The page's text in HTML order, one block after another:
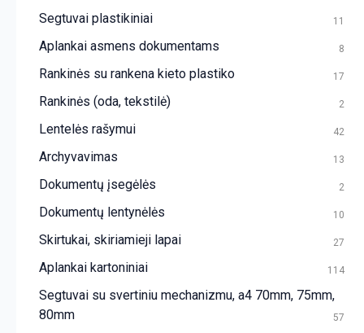
Segtuvai plastikiniai 11
Aplankai asmens dokumentams 8
Rankinės su rankena kieto plastiko 17
Rankinės (oda, tekstilė) 2
Lentelės rašymui 42
Archyvavimas 13
Dokumentų įsegėlės 2
Dokumentų lentynėlės 10
Skirtukai, skiriamieji lapai 27
Aplankai kartoniniai 114
Segtuvai su svertiniu mechanizmu, a4 70mm, 75mm,
80mm
57